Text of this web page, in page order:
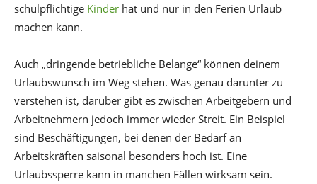
schulpflichtige Kinder hat und nur in den Ferien Urlaub
machen kann.
Auch „dringende betriebliche Belange“ können deinem
Urlaubswunsch im Weg stehen. Was genau darunter zu
verstehen ist, darüber gibt es zwischen Arbeitgebern und
Arbeitnehmern jedoch immer wieder Streit. Ein Beispiel
sind Beschäftigungen, bei denen der Bedarf an
Arbeitskräften saisonal besonders hoch ist. Eine
Urlaubssperre kann in manchen Fällen wirksam sein.